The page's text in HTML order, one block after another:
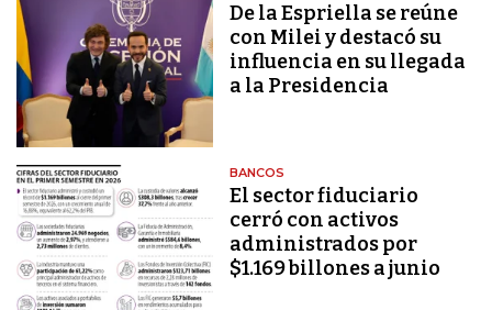
De la Espriella se reúne
con Milei y destacó su
influencia en su llegada
a la Presidencia
BANCOS
El sector fiduciario
cerró con activos
administrados por
$1.169 billones a junio